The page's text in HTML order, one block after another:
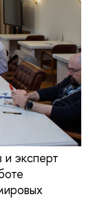
эксперт